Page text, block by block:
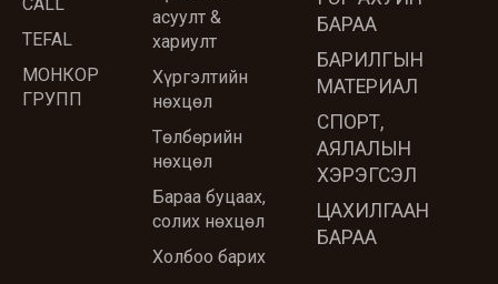
TEFAL
МОНКОР
ГРУПП
асуулт &
хариулт
Хүргэлтийн
нөхцөл
Төлбөрийн
нөхцөл
Бараа буцаах,
солих нөхцөл
Холбоо барих
БАРАА
БАРИЛГЫН
МАТЕРИАЛ
СПОРТ,
АЯЛАЛЫН
ХЭРЭГСЭЛ
ЦАХИЛГААН
БАРАА